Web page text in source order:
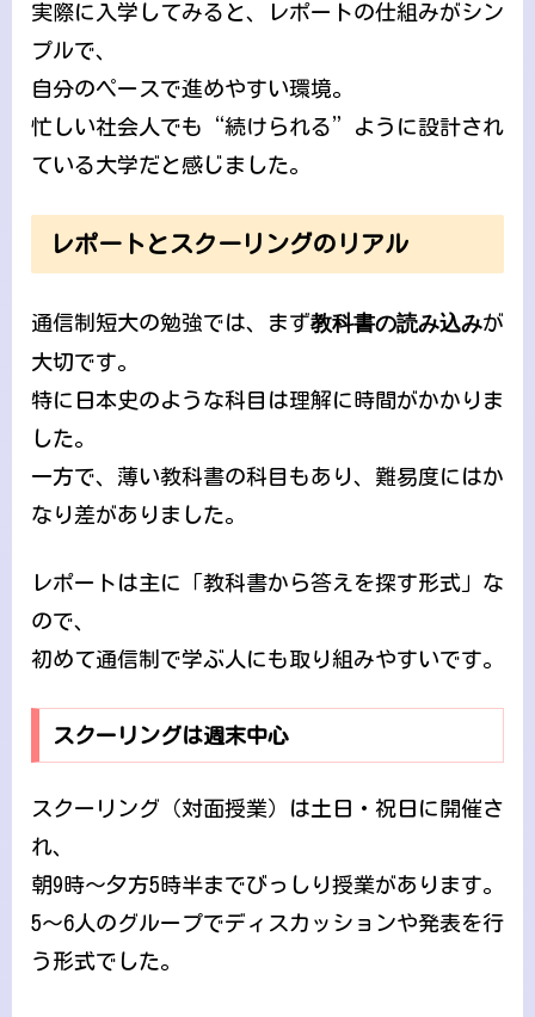
実際に入学してみると、レポートの仕組みがシン
プルで、
自分のペースで進めやすい環境。
忙しい社会人でも“続けられる”ように設計され
ている大学だと感じました。
レポートとスクーリングのリアル
通信制短大の勉強では、まず教科書の読み込みが
大切です。
特に日本史のような科目は理解に時間がかかりま
した。
一方で、薄い教科書の科目もあり、難易度にはか
なり差がありました。
レポートは主に「教科書から答えを探す形式」な
ので、
初めて通信制で学ぶ人にも取り組みやすいです。
スクーリングは週末中心
スクーリング（対面授業）は土日・祝日に開催さ
れ、
朝9時〜夕方5時半までびっしり授業があります。
5〜6人のグループでディスカッションや発表を行
う形式でした。